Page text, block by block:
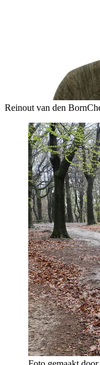
Reinout van den Born